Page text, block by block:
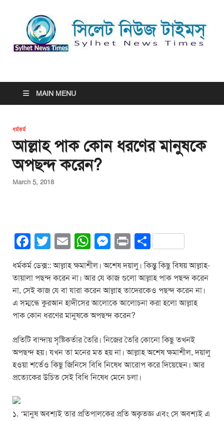
সিলেট নিউজ টাইমস্ | Sylhet
News Times
MAIN MENU
ধর্মকর্ম
আল্লাহ পাক কোন ধরণের মানুষকে
অপছন্দ করেন?
March 5, 2018
F
a
c
e
b
o
o
k
T
wi
tt
er
E
ail
W
h
at
s
A
p
p
M
e
ss
e
n
g
er
Pr
in
t
S
h
ar
e
ধর্মকর্ম ডেক্স:: আল্লাহ ক্ষমাশীল। অশেষ দয়ালু। কিন্তু কিছু বিষয় আল্লাহ-
তায়ালা পছন্দ করেন না। আর যে কাজ গুলো আল্লাহ পাক পছন্দ করেন
না, সেই কাজ যে বা যারা করেন আল্লাহ তাদেরকেও পছন্দ করেন না।
এ সম্মন্ধে কুরআন হাদীসের আলোকে আলোচনা করা হলো আল্লাহ
পাক কোন ধরণের মানুষকে অপছন্দ করেন?
প্রতিটি বান্দায় সৃষ্টিকর্তার তৈরি। নিজের তৈরি কোনো কিছু তখনই
অপছন্দ হয়। যখন তা মনের মত হয় না। আল্লাহ অশেষ ক্ষমাশীল, দয়ালু
হওয়া শর্তেও কিছু জিনিসে বিধি নিষেধ আরোপ করে দিয়েছেন। আর
প্রত্যেকের উচিত সেই বিধি নিষেধ মেনে চলা।
১. ‘মানুষ অবশ্যই তার প্রতিপালকের প্রতি অকৃতজ্ঞ এবং সে অবশ্যই এ